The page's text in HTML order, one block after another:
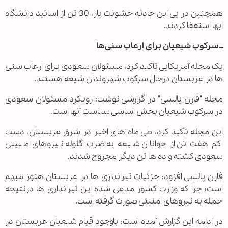
همچنین در پی این حادثه خشونت بار، 30 تن از اساتید دانشگاه
ابها استعفا کردند.
ــ سرکوب شیعیان برای ارعاب سنی‌ها
یک مجله آمریکایی تأکید کرد، مسئولان سعودی برای ارعاب سنی
ها در عربستان درحال سرکوب شهروندان شیعه هستند.
مجله "فارن پالسی" در گزارشی نوشت: رویکرد مسئولان سعودی
در سرکوب شیعیان بخش اساسی سیاست آنها است.
این مجله تأکید کرد، طی ماه های اخیر در شرق عربستان، دست
کم هفت تن از جوانان شیعه به ضرب گلوله نیروهای امنیتی
سعودی کشته و ده ها تن دیگر مجروح شدند.
فارن پالسی افزود: جزئیات تیراندازی ها در عربستان هنوز مبهم
است؛ چرا که وزارت کشور مدعی شده این تیراندازی ها درنتیجه
حمله به نیروهای امنیتی صورت گرفته است.
در ادامه این گزارش آمده است: باوجود قیام شیعیان عربستان در